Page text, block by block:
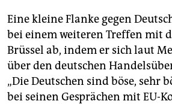
Eine kleine Flanke gegen
bei einem weiteren Treffen mit
Brüssel ab, indem er sich laut
über den deutschen
„Die Deutschen sind böse, sehr
bei seinen Gesprächen mit EU-